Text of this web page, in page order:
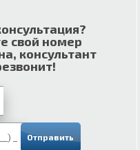
свой номер
консультант